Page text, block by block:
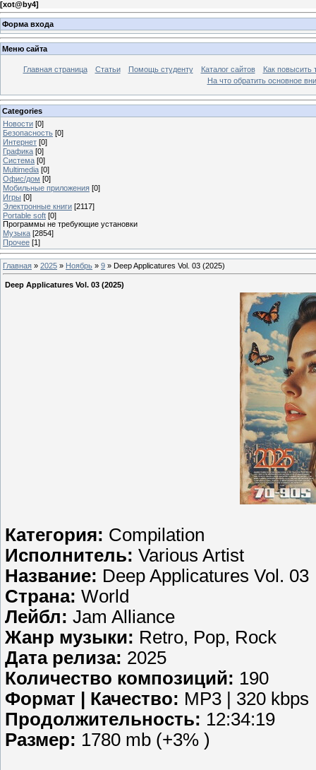
[xot@by4]
Форма входа
Меню сайта
Главная страница Статьи Помощь студенту Каталог сайтов
Как повысить
На что обратить основное
Categories
Новости [0]
Безопасность [0]
Интернет [0]
Графика [0]
Система [0]
Multimedia [0]
Офис/дом [0]
Мобильные приложения [0]
Игры [0]
Электронные книги [2117]
Portable soft [0]
Программы не требующие установки
Музыка [2854]
Прочее [1]
Главная » 2025 » Ноябрь » 9 » Deep Applicatures Vol. 03 (2025)
Deep Applicatures Vol. 03 (2025)
Категория: Compilation
Исполнитель: Various Artist
Название: Deep Applicatures Vol. 03
Страна: World
Лейбл: Jam Alliance
Жанр музыки: Retro, Pop, Rock
Дата релиза: 2025
Количество композиций: 190
Формат | Качество: MP3 | 320 kbps
Продолжительность: 12:34:19
Размер: 1780 mb (+3% )